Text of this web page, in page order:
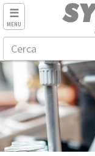
MENU